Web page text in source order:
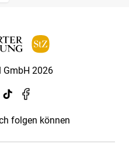
2026
folgen können